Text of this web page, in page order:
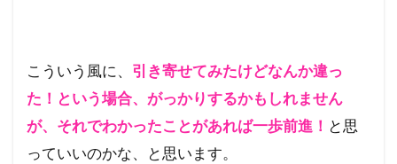
こういう風に、 引き寄せてみたけどなんか違っ
た！という場合、がっかりするかもしれません
が、それでわかったことがあれば一歩前進！ と思
っていいのかな、と思います。